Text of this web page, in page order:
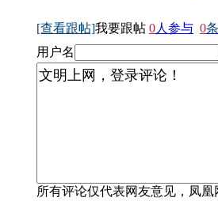
[查看跟帖]我要跟帖 0人参与 0
用户名
所有评论仅代表网友意见，凤凰